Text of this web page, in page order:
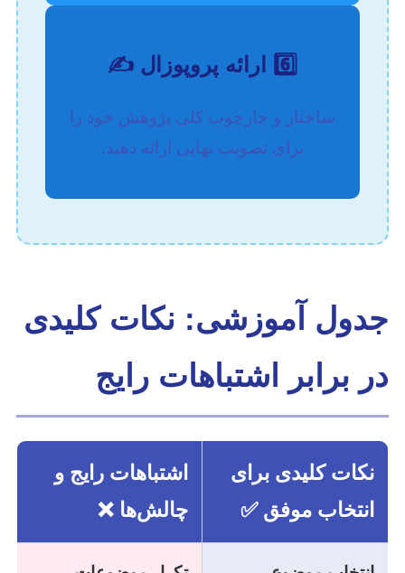
6️⃣ ارائه پروپوزال ✍️
ساختار و چارچوب کلی پژوهش خود را
برای تصویب نهایی ارائه دهید.
جدول آموزشی: نکات کلیدی
در برابر اشتباهات رایج
نکات کلیدی برای
انتخاب موفق ✅
اشتباهات رایج و
چالش‌ها ❌